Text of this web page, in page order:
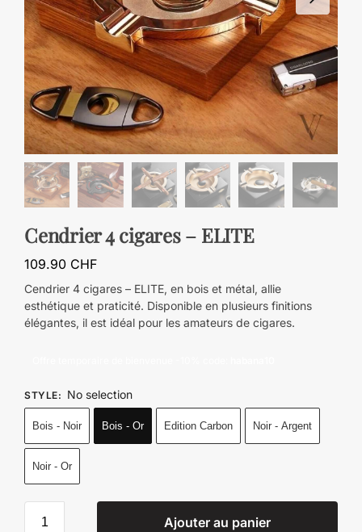
Cendrier 4 cigares – ELITE
109.90 CHF
Cendrier 4 cigares – ELITE, en bois et métal, allie
esthétique et praticité. Disponible en plusieurs finitions
élégantes, il est idéal pour les amateurs de cigares.
STYLE: No selection
Bois - Noir Bois - Or Edition Carbon Noir - Argent
Noir - Or
Ajouter au panier